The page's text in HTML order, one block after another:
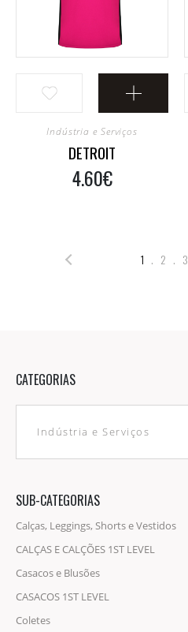
CATEGORIAS
Indústria e Serviços
SUB-CATEGORIAS
Calças, Leggings, Shorts e Vestidos
CALÇAS E CALÇÕES 1ST LEVEL
Casacos e Blusões
CASACOS 1ST LEVEL
Coletes
Indústria e Serviços
DETROIT
4.60€
1 . 2 . 3